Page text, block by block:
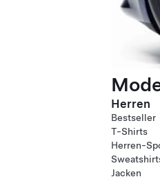
Herren
Bestseller
T-Shirts
Herren-
Jacken